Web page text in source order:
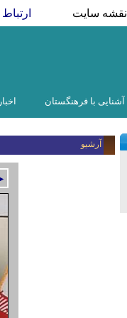
نقشه سایت
آشنایی با فرهنگستان
آرشیو